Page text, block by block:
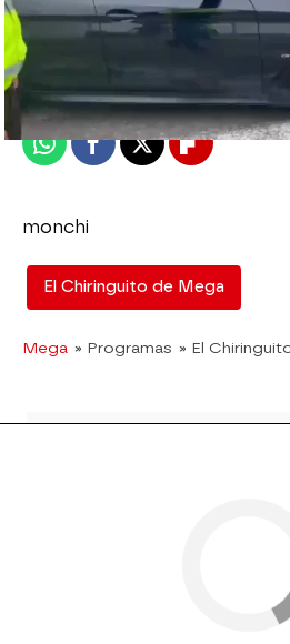
El Chiringuito
Publicado: 06 de marzo de
WhatsappFacebook
X Flipboard
monchi
El Chiringuito de Mega
Mega » Programas » El